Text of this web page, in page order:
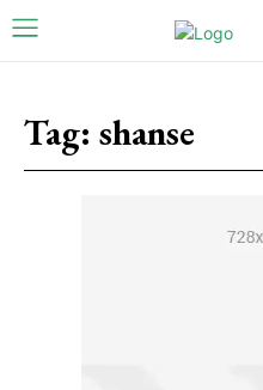
Tag: shanse